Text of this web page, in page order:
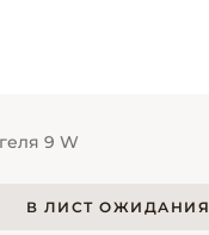
9 W
В ЛИСТ ОЖИДАНИЯ